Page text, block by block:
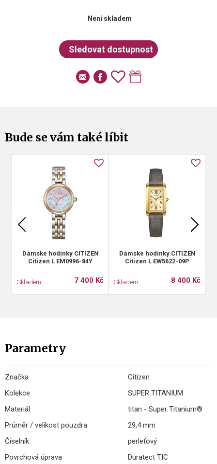
Není skladem
Bude se vám také líbit
Dámské hodinky CITIZEN
Citizen L EM0996-84Y
Skladem 7 400 Kč
Dámské hodinky CITIZEN
Citizen L EW5622-09P
Skladem 8 400 Kč
Parametry
Značka
Citizen
Kolekce
SUPER TITANIUM
Materiál
titan - Super Titanium®
Průměr / velikost pouzdra
29,4 mm
Číselník
perleťový
Povrchová úprava
Duratect TIC